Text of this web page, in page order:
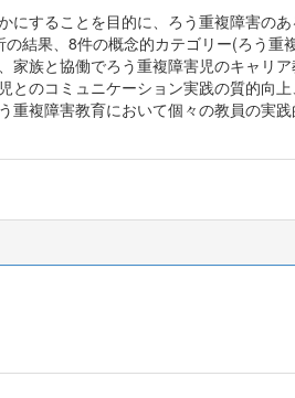
することを目的に、ろう重複障害の
結果、8件の概念的カテゴリー(ろう重
族と協働でろう重複障害児のキャリ
のコミュニケーション実践の質的向
複障害教育において個々の教員の実